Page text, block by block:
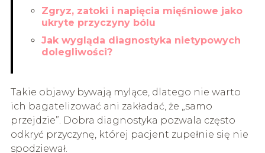
Zgryz, zatoki i napięcia mięśniowe jako
ukryte przyczyny bólu
Jak wygląda diagnostyka nietypowych
dolegliwości?
Takie objawy bywają mylące, dlatego nie warto
ich bagatelizować ani zakładać, że „samo
przejdzie”. Dobra diagnostyka pozwala często
odkryć przyczynę, której pacjent zupełnie się nie
spodziewał.